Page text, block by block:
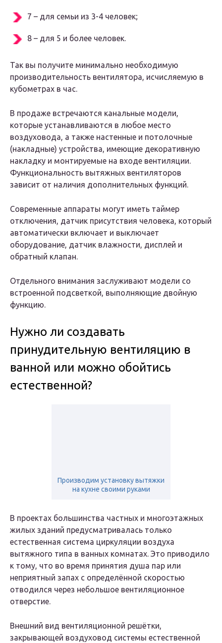
7 – для семьи из 3-4 человек;
8 – для 5 и более человек.
Так вы получите минимально необходимую
производительность вентилятора, исчисляемую в
кубометрах в час.
В продаже встречаются канальные модели,
которые устанавливаются в любое место
воздуховода, а также настенные и потолочные
(накладные) устройства, имеющие декоративную
накладку и монтируемые на входе вентиляции.
Функциональность вытяжных вентиляторов
зависит от наличия дополнительных функций.
Современные аппараты могут иметь таймер
отключения, датчик присутствия человека, который
автоматически включает и выключает
оборудование, датчик влажности, дисплей и
обратный клапан.
Отдельного внимания заслуживают модели со
встроенной подсветкой, выполняющие двойную
функцию.
Нужно ли создавать
принудительную вентиляцию в
ванной или можно обойтись
естественной?
Производим установку вытяжки
на кухне своими руками
В проектах большинства частных и многоэтажных
жилых зданий предусматривалась только
естественная система циркуляции воздуха
вытяжного типа в ванных комнатах. Это приводило
к тому, что во время принятия душа пар или
неприятный запах с определённой скоростью
отводился через небольшое вентиляционное
отверстие.
Внешний вид вентиляционной решётки,
закрывающей воздуховод системы естественной